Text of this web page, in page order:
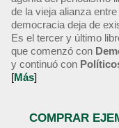
de la vieja alianza
democracia deja de
Es el tercer y último
que comenzó con
y continuó con
[Más]
COMPRAR